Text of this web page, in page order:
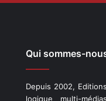
Qui sommes-
Depuis 2002,
logique multi-